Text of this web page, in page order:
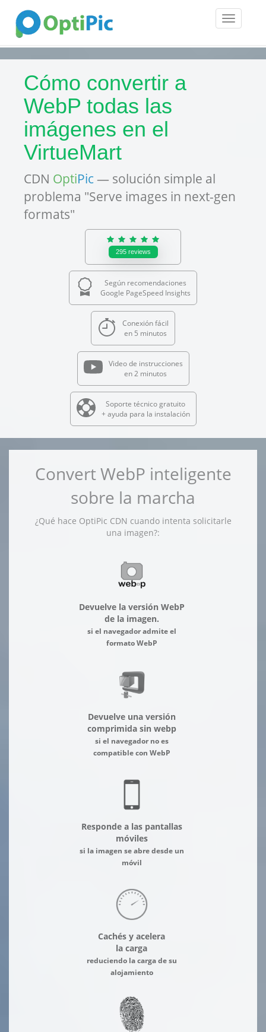
Toggle
Cómo convertir a
WebP todas las
imágenes en el
VirtueMart
CDN OptiPic — solución simple al
problema "Serve images in next-gen
formats"
295 reviews
Según recomendaciones
Google PageSpeed Insights
Conexión fácil
en 5 minutos
Video de instrucciones
en 2 minutos
Soporte técnico gratuito
+ ayuda para la instalación
Convert WebP inteligente
sobre la marcha
¿Qué hace OptiPic CDN cuando intenta solicitarle
una imagen?:
Devuelve la versión WebP
de la imagen.
si el navegador admite el
formato WebP
Devuelve una versión
comprimida sin webp
si el navegador no es
compatible con WebP
Responde a las pantallas
móviles
si la imagen se abre desde un
móvil
Cachés y acelera
la carga
reduciendo la carga de su
alojamiento